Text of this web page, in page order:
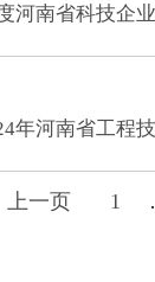
河南省科技企
年河南省工程
上一页 1